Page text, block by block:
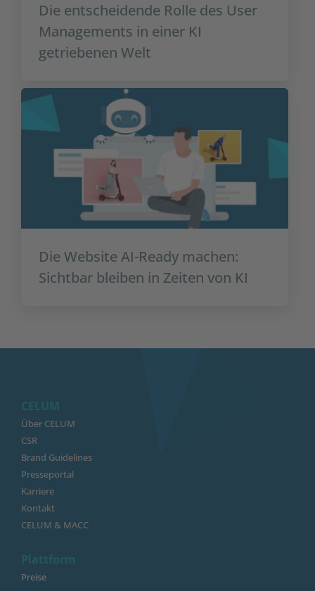
Die entscheidende Rolle des User
Managements in einer KI
getriebenen Welt
Die Website AI-Ready machen:
Sichtbar bleiben in Zeiten von KI
CELUM
Über CELUM
CSR
Brand Guidelines
Presseportal
Karriere
Kontakt
CELUM & MACC
Plattform
Preise